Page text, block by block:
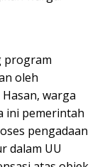
program
oleh
warga
ini pemerintah
pengadaan
dalam UU